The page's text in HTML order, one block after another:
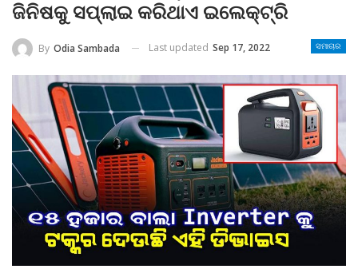
ଜିନିଷକୁ ସପ୍ଲାଇ କରିଥାଏ ଇଲେକ୍ଟ୍ରି
ସମାଚାର
By Odia Sambada Last updated Sep 17, 2022